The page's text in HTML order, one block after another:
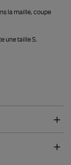
la maille, coupe
une taille S.